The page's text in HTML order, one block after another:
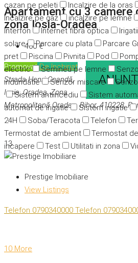
cazan pe peleti
Incalzire de la oras
Incalzire pe gaz
incalzire pe lemne
Interfon
Internet fibra optica Irigatii
solare
Parcare cu plata Parcare
pret
Piscina Pivnita Pod
electric
Semineu pe lemne
indundatie
Senzor miscare
Sistem antiincediu
Sistem
automat de irigatie
Sistem irigatie
24H
Soba/Teracota Telefon
Termostat de ambient
Termostat
incapere
Test Utilitati in zona
Apartament cu 3 camere
zona Iosia-Oradea
400 €
PromovatDe închiriat
Strada Henri Coandă,
Ioșia, Oradea, Zona
Metropolitană Oradea, Bihor, 410228,
13
Prestige Imobiliare
View Listings
Telefon 0790340000 Telefon
10 More